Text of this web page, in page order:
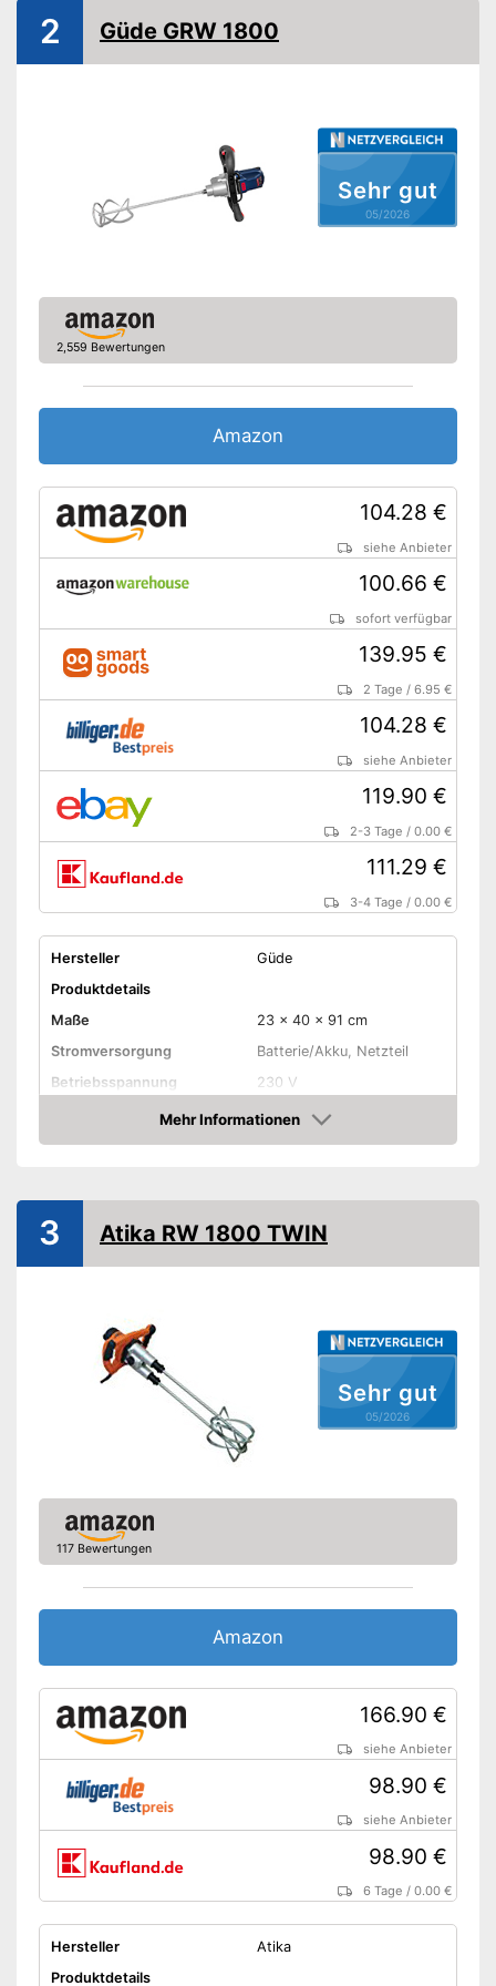
Griff
Sehr gut
05/2026
2 Güde GRW 1800
2,559 Bewertungen
Amazon
104.28 €
siehe Anbieter
100.66 €
sofort verfügbar
139.95 €
2 Tage /6.95 €
104.28 €
siehe Anbieter
119.90 €
2-3 Tage /0.00 €
111.29 €
3-4 Tage /0.00 €
Hersteller
Güde
Produktdetails
Maße
23 x 40 x 91 cm
Stromversorgung
Batterie/Akku, Netzteil
Betriebsspannung
230 V
Leistung maximal
2.800 W
Arbeitsdrehzahl
650 U/min
Gewicht
5,7 kg
Griff
Amazon Lieferzeit
Mehr Informationen
Amazon
Sehr gut
05/2026
3 Atika RW 1800 TWIN
117 Bewertungen
Amazon
166.90 €
siehe Anbieter
98.90 €
siehe Anbieter
98.90 €
6 Tage /0.00 €
Hersteller
Atika
Produktdetails